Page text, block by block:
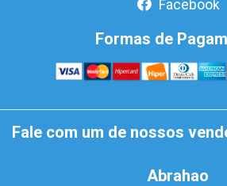
Facebook
Formas de
Fale com um de nossos
Abrahao